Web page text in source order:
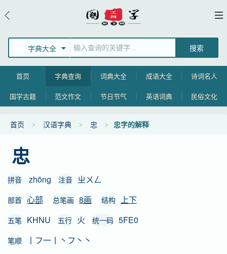
字典大全
首页 字典查询 词典大全 成语大全 诗词名人
国学古籍 范文作文 节日节气 英语词典 民俗文化
首页 汉语字典 忠 忠字的解释
忠
拼音 zhōng 注音 ㄓㄨㄥ
部首 心部 总笔画 8画 结构 上下
五笔 KHNU 五行 火 统一码 5FE0
笔顺 丨フ一丨丶フ丶丶